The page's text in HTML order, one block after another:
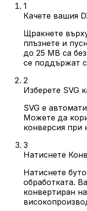
1
Качете вашия
Щракнете
плъзнете и
до 25 MB са
се поддържат
2
Изберете SVG
SVG е
Можете да
конверсия при
3
Натиснете
Натиснете
обработката.
конвертиран